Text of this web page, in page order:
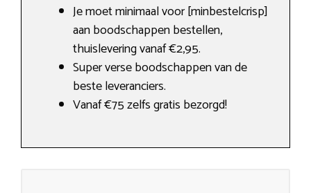
Je moet minimaal voor [minbestelcrisp]
aan boodschappen bestellen,
thuislevering vanaf €2,95.
Super verse boodschappen van de
beste leveranciers.
Vanaf €75 zelfs gratis bezorgd!